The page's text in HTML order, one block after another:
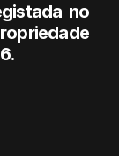
no